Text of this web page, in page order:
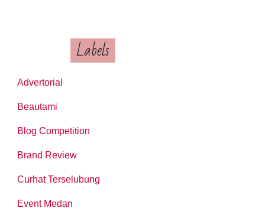
Labels
Advertorial
Beautami
Blog Competition
Brand Review
Curhat Terselubung
Event Medan